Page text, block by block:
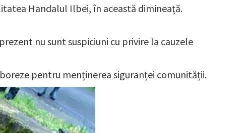
Handalul Ilbei, în această dimineață.
nu sunt suspiciuni cu privire la cauzele
pentru menținerea siguranței comunității.